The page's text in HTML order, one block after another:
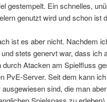
gestempelt. Ein schnelles,
genutzt wird und schon ist
ist es aber nicht. Nachdem
stets genervt war, dass ich
durch Atacken am Spielfluss
PvE-Server. Seit dem kann
sind, die man